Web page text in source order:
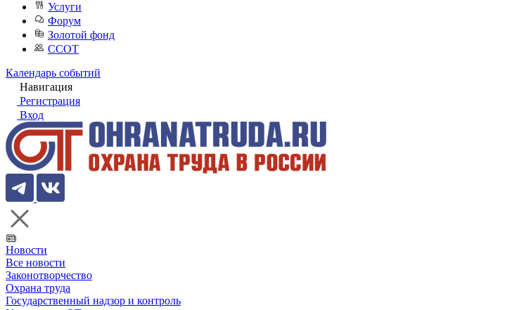
Услуги
Форум
Золотой фонд
ССОТ
Календарь событий
Навигация
Регистрация
Вход
Новости
Все новости
Законотворчество
Охрана труда
Государственный надзор и контроль